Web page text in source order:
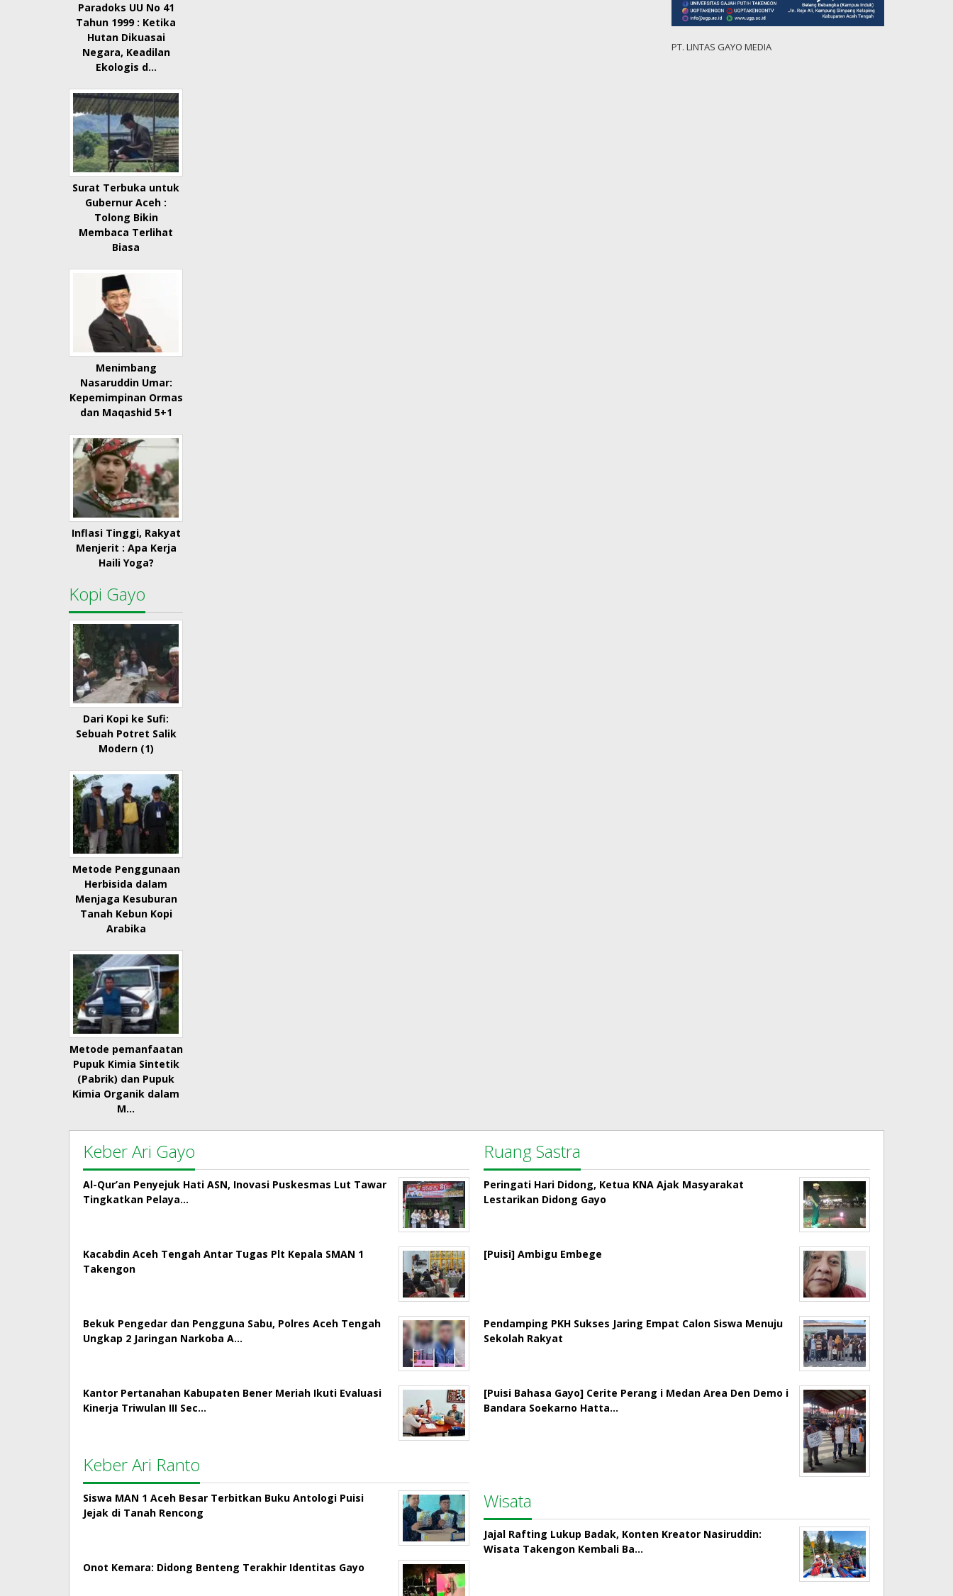
Paradoks UU No 41
Tahun 1999 : Ketika
Hutan Dikuasai
Negara, Keadilan
Ekologis d…
Surat Terbuka untuk
Gubernur Aceh :
Tolong Bikin
Membaca Terlihat
Biasa
Menimbang
Nasaruddin Umar:
Kepemimpinan Ormas
dan Maqashid 5+1
Inflasi Tinggi, Rakyat
Menjerit : Apa Kerja
Haili Yoga?
Kopi Gayo
Dari Kopi ke Sufi:
Sebuah Potret Salik
Modern (1)
Metode Penggunaan
Herbisida dalam
Menjaga Kesuburan
Tanah Kebun Kopi
Arabika
Metode pemanfaatan
Pupuk Kimia Sintetik
(Pabrik) dan Pupuk
Kimia Organik dalam
M…
PT. LINTAS GAYO MEDIA
Keber Ari Gayo
Al-Qur’an Penyejuk Hati ASN, Inovasi Puskesmas Lut Tawar
Tingkatkan Pelaya…
Kacabdin Aceh Tengah Antar Tugas Plt Kepala SMAN 1
Takengon
Bekuk Pengedar dan Pengguna Sabu, Polres Aceh Tengah
Ungkap 2 Jaringan Narkoba A…
Kantor Pertanahan Kabupaten Bener Meriah Ikuti Evaluasi
Kinerja Triwulan III Sec…
Keber Ari Ranto
Siswa MAN 1 Aceh Besar Terbitkan Buku Antologi Puisi
Jejak di Tanah Rencong
Onot Kemara: Didong Benteng Terakhir Identitas Gayo
Ruang Sastra
Peringati Hari Didong, Ketua KNA Ajak Masyarakat
Lestarikan Didong Gayo
[Puisi] Ambigu Embege
Pendamping PKH Sukses Jaring Empat Calon Siswa Menuju
Sekolah Rakyat
[Puisi Bahasa Gayo] Cerite Perang i Medan Area Den Demo i
Bandara Soekarno Hatta…
Wisata
Jajal Rafting Lukup Badak, Konten Kreator Nasiruddin:
Wisata Takengon Kembali Ba…